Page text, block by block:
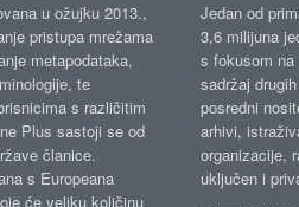
u ožujku 2013.,
pristupa mrežama
metapodataka,
te
s različitim
Plus sastoji se od
članice.
s Europeana
će veliku količinu
Jedan od
3,6 milijuna
s fokusom
sadržaj
posredni
arhivi,
organizacije,
uključen i